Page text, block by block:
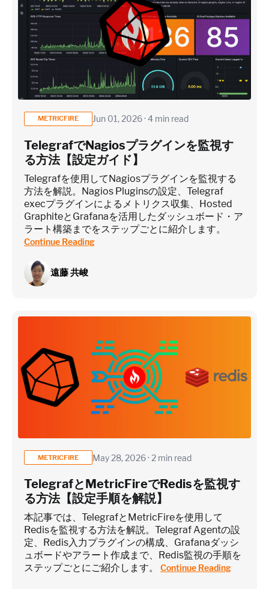
METRICFIRE Jun 01, 2026 · 4 min read
TelegrafでNagiosプラグインを監視す
る方法【設定ガイド】
Telegrafを使用してNagiosプラグインを監視する
方法を解説。Nagios Pluginsの設定、Telegraf
execプラグインによるメトリクス収集、Hosted
GraphiteとGrafanaを活用したダッシュボード・ア
ラート構築までをステップごとに紹介します。
Continue Reading
遠藤 共峻
METRICFIRE May 28, 2026 · 2 min read
TelegrafとMetricFireでRedisを監視す
る方法【設定手順を解説】
本記事では、TelegrafとMetricFireを使用して
Redisを監視する方法を解説。Telegraf Agentの設
定、Redis入力プラグインの構成、Grafanaダッシ
ュボードやアラート作成まで、Redis監視の手順を
ステップごとにご紹介します。 Continue Reading